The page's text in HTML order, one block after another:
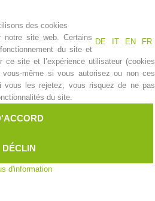
des cookies
DE
IT EN FR
site web. Certains
du site et
ce site et l’expérience utilisateur (cookies
même si vous autorisez ou non ces
les rejetez, vous risquez de ne pas
du site.
DÉCLIN
d'information